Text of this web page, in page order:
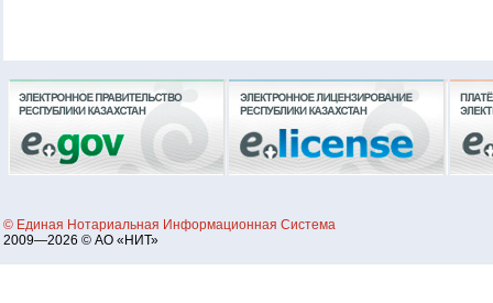
© Единая Нотариальная Информационная Система
2009—2026 © АО «НИТ»